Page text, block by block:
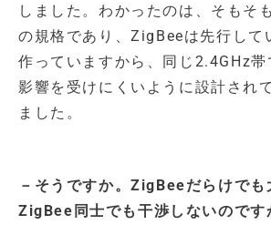
しました。わかったのは、そもそ
の規格であり、ZigBeeは先行して
作っていますから、同じ2.4GHz
影響を受けにくいように設計され
ました。
－そうですか。ZigBeeだらけでも
ZigBee同士でも干渉しないのです